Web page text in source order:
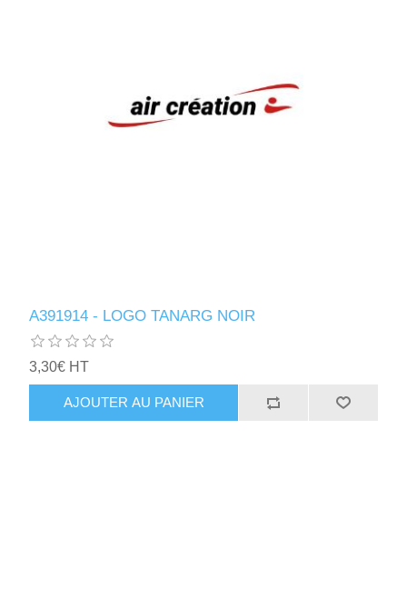
A391914 - LOGO TANARG NOIR
3,30€ HT
AJOUTER AU PANIER